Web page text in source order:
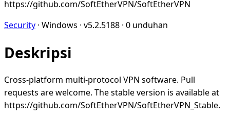
https://github.com/SoftEtherVPN/SoftEtherVPN
Security · Windows · v5.2.5188 · 0 unduhan
Deskripsi
Cross-platform multi-protocol VPN software. Pull
requests are welcome. The stable version is available at
https://github.com/SoftEtherVPN/SoftEtherVPN_Stable.